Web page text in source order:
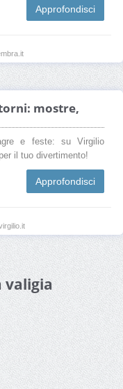
Approfondisci
mostre,
e feste: su Virgilio
il tuo divertimento!
Approfondisci
valigia